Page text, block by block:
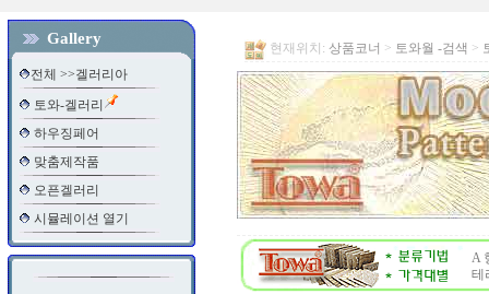
Gallery
전체 >>겔러리아
토와-겔러리
하우징페어
맞춤제작품
오픈겔러리
시뮬레이션 열기
현재위치: 상품코너 > 토와월 -검색 >
A
테